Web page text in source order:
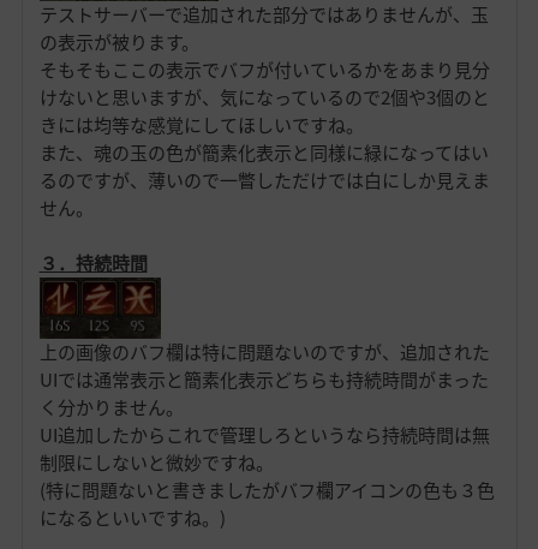
テストサーバーで追加された部分ではありませんが、玉
の表示が被ります。
そもそもここの表示でバフが付いているかをあまり見分
けないと思いますが、気になっているので2個や3個のと
きには均等な感覚にしてほしいですね。
また、魂の玉の色が簡素化表示と同様に緑になってはい
るのですが、薄いので一瞥しただけでは白にしか見えま
せん。
３．持続時間
上の画像のバフ欄は特に問題ないのですが、追加された
UIでは通常表示と簡素化表示どちらも持続時間がまった
く分かりません。
UI追加したからこれで管理しろというなら持続時間は無
制限にしないと微妙ですね。
(特に問題ないと書きましたがバフ欄アイコンの色も３色
になるといいですね。)